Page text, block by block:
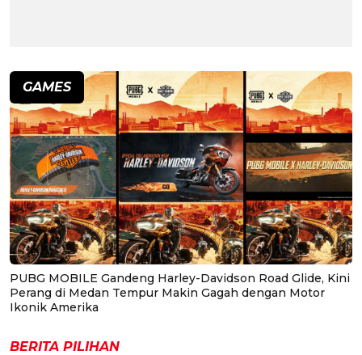
GAMES
PUBG MOBILE Gandeng Harley-Davidson Road Glide, Kini
Perang di Medan Tempur Makin Gagah dengan Motor
Ikonik Amerika
BERITA PILIHAN